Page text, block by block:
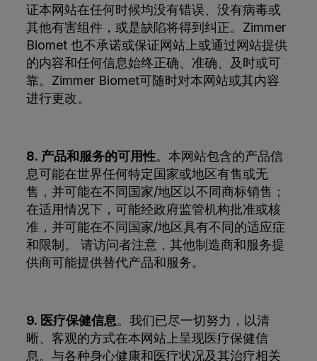
证本网站在任何时候均没有错误、没有病毒或
其他有害组件，或是缺陷将得到纠正。Zimmer
Biomet 也不承诺或保证网站上或通过网站提供
的内容和任何信息始终正确、准确、及时或可
靠。Zimmer Biomet可随时对本网站或其内容
进行更改。
8. 产品和服务的可用性。本网站包含的产品信
息可能在世界任何特定国家或地区有售或无
售，并可能在不同国家/地区以不同商标销售；
在适用情况下，可能经政府监管机构批准或核
准，并可能在不同国家/地区具有不同的适应症
和限制。 请访问者注意，其他制造商和服务提
供商可能提供替代产品和服务。
9. 医疗保健信息。我们已尽一切努力，以清
晰、客观的方式在本网站上呈现医疗保健信
息。与各种身心健康和医疗状况及其治疗相关